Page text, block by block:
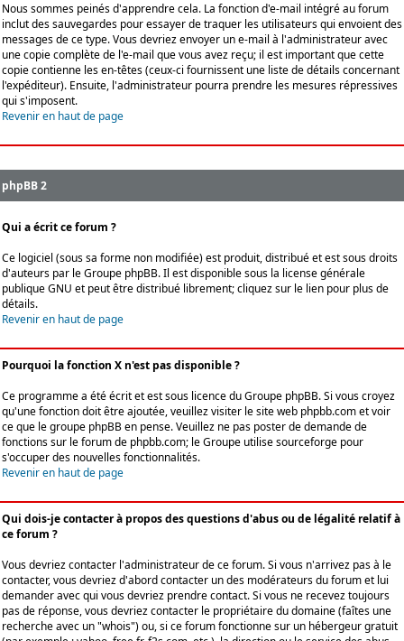
Nous sommes peinés d'apprendre cela. La fonction d'e-mail intégré au forum
inclut des sauvegardes pour essayer de traquer les utilisateurs qui envoient des
messages de ce type. Vous devriez envoyer un e-mail à l'administrateur avec
une copie complète de l'e-mail que vous avez reçu; il est important que cette
copie contienne les en-têtes (ceux-ci fournissent une liste de détails concernant
l'expéditeur). Ensuite, l'administrateur pourra prendre les mesures répressives
qui s'imposent.
Revenir en haut de page
phpBB 2
Qui a écrit ce forum ?
Ce logiciel (sous sa forme non modifiée) est produit, distribué et est sous droits
d'auteurs par leGroupe phpBB. Il est disponible sous la license générale
publique GNU et peut être distribué librement; cliquez sur le lien pour plus de
détails.
Revenir en haut de page
Pourquoi la fonction X n'est pas disponible ?
Ce programme a été écrit et est sous licence du Groupe phpBB. Si vous croyez
qu'une fonction doit être ajoutée, veuillez visiter le site web phpbb.com et voir
ce que le groupe phpBB en pense. Veuillez ne pas poster de demande de
fonctions sur le forum de phpbb.com; le Groupe utilise sourceforge pour
s'occuper des nouvelles fonctionnalités.
Revenir en haut de page
Qui dois-je contacter à propos des questions d'abus ou de légalité relatif à
ce forum ?
Vous devriez contacter l'administrateur de ce forum. Si vous n'arrivez pas à le
contacter, vous devriez d'abord contacter un des modérateurs du forum et lui
demander avec qui vous devriez prendre contact. Si vous ne recevez toujours
pas de réponse, vous devriez contacter le propriétaire du domaine (faîtes une
recherche avec un "whois") ou, si ce forum fonctionne sur un hébergeur gratuit